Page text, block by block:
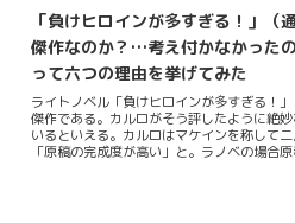
譚という位置づけの漫画。主人公にピラル
がデイビッドと出会う時系列上の前を描い
る。このコミックスはその第一巻が8月28
ったという。MAG関係メディア・各種報道
か盛大にネタバレするがピラルもレベッカも
ねて盛大にネタバレするがピラルは浮浪者
殺されレベッカはアダ...
「負けヒロインが多すぎる！」（
傑作なのか？…考え付かなかった
って六つの理由を挙げてみた
ライトノベル「負けヒロインが多すぎる！
傑作である。カルロがそう評したように絶
いるといえる。カルロはマケインを称して
「原稿の完成度が高い」と。ラノベの場合
のラノベ原稿の完成度の常識を覆すほどの
いう。次点「物語の完成度が高い」。これ